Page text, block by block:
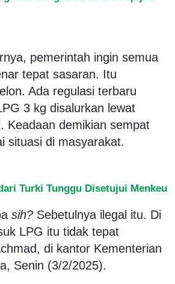
pemerintah ingin semua
tepat sasaran. Itu
Ada regulasi terbaru
3 kg disalurkan lewat
Keadaan demikian sempat
situasi di masyarakat.
Turki Tunggu Disetujui Menkeu
sih? Sebetulnya ilegal itu. Di
LPG itu tidak tepat
di kantor Kementerian
Senin (3/2/2025).